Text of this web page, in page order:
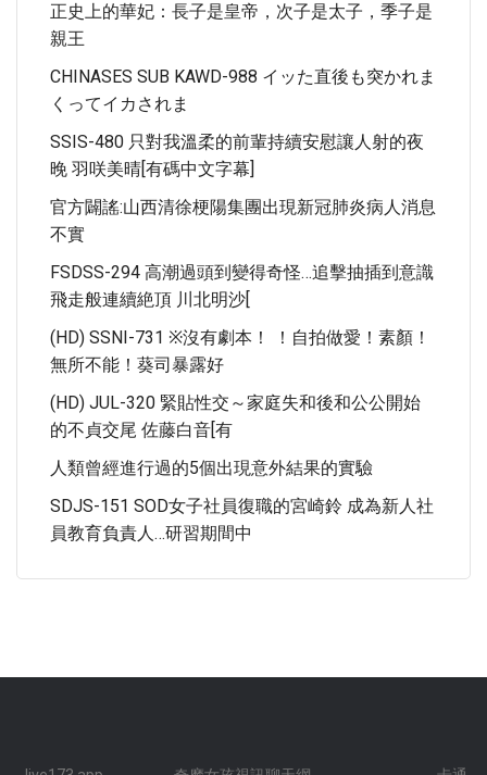
正史上的華妃：長子是皇帝，次子是太子，季子是
親王
CHINASES SUB KAWD-988 イッた直後も突かれま
くってイカされま
SSIS-480 只對我溫柔的前輩持續安慰讓人射的夜
晚 羽咲美晴[有碼中文字幕]
官方闢謠:山西清徐梗陽集團出現新冠肺炎病人消息
不實
FSDSS-294 高潮過頭到變得奇怪…追擊抽插到意識
飛走般連續絶頂 川北明沙[
(HD) SSNI-731 ※沒有劇本！ ！自拍做愛！素顏！
無所不能！葵司暴露好
(HD) JUL-320 緊貼性交～家庭失和後和公公開始
的不貞交尾 佐藤白音[有
人類曾經進行過的5個出現意外結果的實驗
SDJS-151 SOD女子社員復職的宮崎鈴 成為新人社
員教育負責人…研習期間中